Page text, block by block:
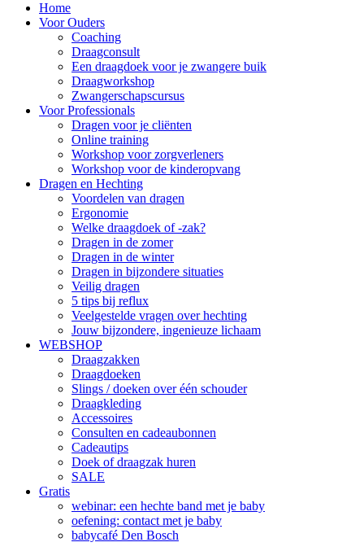
Home
Voor Ouders
Coaching
Draagconsult
Een draagdoek voor je zwangere buik
Draagworkshop
Zwangerschapscursus
Voor Professionals
Dragen voor je cliënten
Online training
Workshop voor zorgverleners
Workshop voor de kinderopvang
Dragen en Hechting
Voordelen van dragen
Ergonomie
Welke draagdoek of -zak?
Dragen in de zomer
Dragen in de winter
Dragen in bijzondere situaties
Veilig dragen
5 tips bij reflux
Veelgestelde vragen over hechting
Jouw bijzondere, ingenieuze lichaam
WEBSHOP
Draagzakken
Draagdoeken
Slings / doeken over één schouder
Draagkleding
Accessoires
Consulten en cadeaubonnen
Cadeautips
Doek of draagzak huren
SALE
Gratis
webinar: een hechte band met je baby
oefening: contact met je baby
babycafé Den Bosch